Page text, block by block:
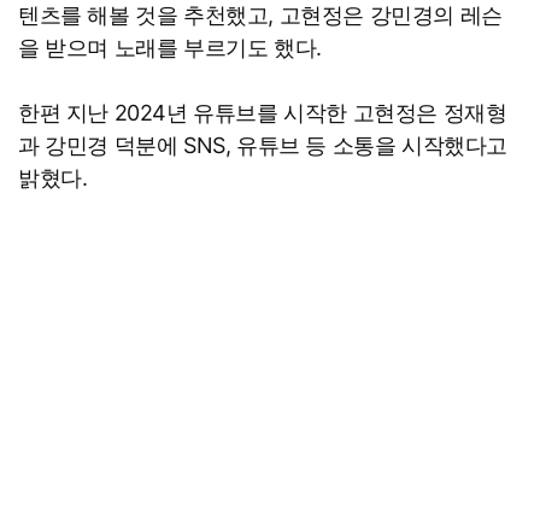
텐츠를 해볼 것을 추천했고, 고현정은 강민경의 레슨
을 받으며 노래를 부르기도 했다.
한편 지난 2024년 유튜브를 시작한 고현정은 정재형
과 강민경 덕분에 SNS, 유튜브 등 소통을 시작했다고
밝혔다.